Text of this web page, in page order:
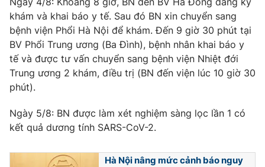
khám và khai báo y tế. Sau đó BN xin chuyển sang
bệnh viện Phổi Hà Nội để khám. Đến 9 giờ 30 phút tại
BV Phổi Trung ương (Ba Đình), bệnh nhân khai báo y
tế và được tư vấn chuyển sang bệnh viện Nhiệt đới
Trung ương 2 khám, điều trị (BN đến viện lúc 10 giờ 30
phút).
Ngày 5/8: BN được làm xét nghiệm sàng lọc lần 1 có
kết quả dương tính SARS-CoV-2.
Hà Nội nâng mức cảnh báo nguy